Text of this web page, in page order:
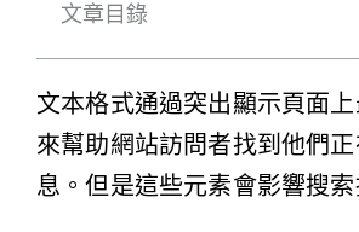
文章目錄
文本格式通過突出顯示頁面
來幫助網站訪問者找到他們
息。但是這些元素會影響搜索